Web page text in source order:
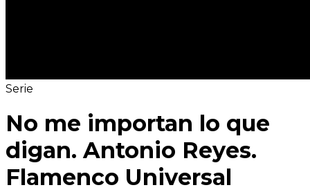
Serie
No me importan lo que
digan. Antonio Reyes.
Flamenco Universal